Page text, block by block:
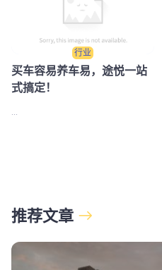
行业
买车容易养车易，途悦一站
式搞定！
...
推荐文章